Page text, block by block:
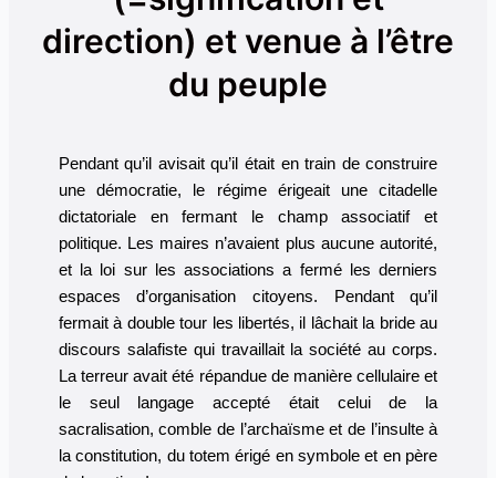
direction) et venue à l’être
du peuple
Pendant qu’il avisait qu’il était en train de construire
une démocratie, le régime érigeait une citadelle
dictatoriale en fermant le champ associatif et
politique. Les maires n’avaient plus aucune autorité,
et la loi sur les associations a fermé les derniers
espaces d’organisation citoyens. Pendant qu’il
fermait à double tour les libertés, il lâchait la bride au
discours salafiste qui travaillait la société au corps.
La terreur avait été répandue de manière cellulaire et
le seul langage accepté était celui de la
sacralisation, comble de l’archaïsme et de l’insulte à
la constitution, du totem érigé en symbole et en père